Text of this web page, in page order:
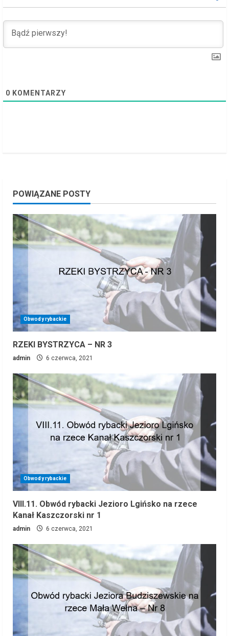
d
i
n
0 KOMENTARZY
POWIĄZANE POSTY
Obwody rybackie
RZEKI BYSTRZYCA – NR 3
admin 6 czerwca, 2021
Obwody rybackie
VIII.11. Obwód rybacki Jezioro Lgińsko na rzece
Kanał Kaszczorski nr 1
admin 6 czerwca, 2021